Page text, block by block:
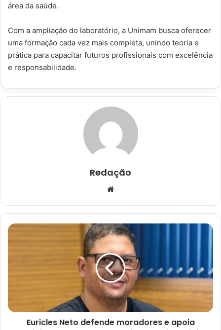
área da saúde.
Com a ampliação do laboratório, a Unimam busca oferecer
uma formação cada vez mais completa, unindo teoria e
prática para capacitar futuros profissionais com excelência
e responsabilidade.
Redação
Euricles
paredões
Euricles Neto defende moradores e apoia